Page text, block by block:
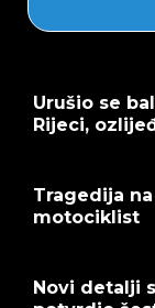
Urušio se
Rijeci,
Tragedija
motociklist
Novi detalji